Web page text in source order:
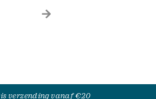
verzending vanaf €20